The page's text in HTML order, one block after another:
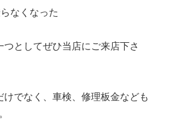
なくなった
つとしてぜひ当店にご来店下さ
けでなく、車検、修理板金なども